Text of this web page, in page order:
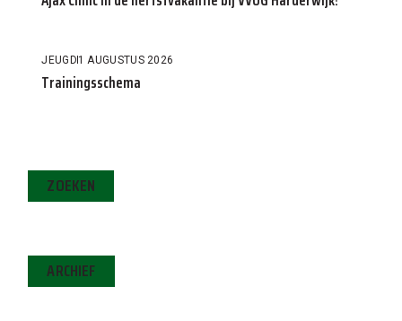
JEUGD1 AUGUSTUS 2026
Trainingsschema
ZOEKEN
ARCHIEF